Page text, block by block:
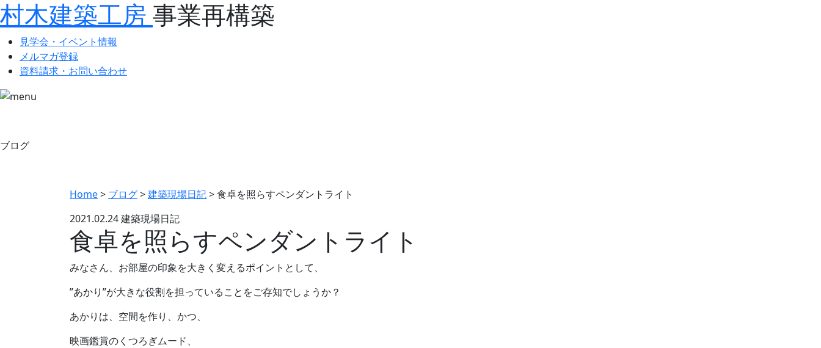
村木建築工房 事業再構築
見学会・イベント情報
メルマガ登録
資料請求・お問い合わせ
ブログ
Home> ブログ>建築現場日記>食卓を照らすペンダントライト
2021.02.24建築現場日記
食卓を照らすペンダントライト
みなさん、お部屋の印象を大きく変えるポイントとして、
”あかり”が大きな役割を担っていることをご存知でしょうか？
あかりは、空間を作り、かつ、
映画鑑賞のくつろぎムード、